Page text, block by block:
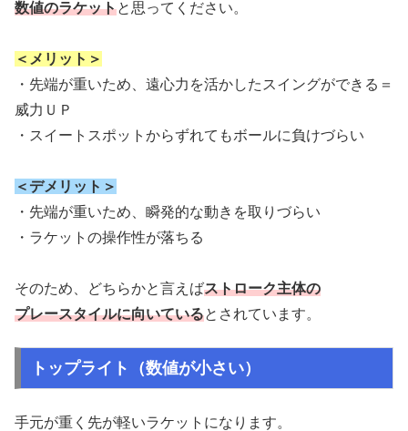
数値のラケットと思ってください。
＜メリット＞
・先端が重いため、遠心力を活かしたスイングができる＝
威力ＵＰ
・スイートスポットからずれてもボールに負けづらい
＜デメリット＞
・先端が重いため、瞬発的な動きを取りづらい
・ラケットの操作性が落ちる
そのため、どちらかと言えばストローク主体の
プレースタイルに向いているとされています。
トップライト（数値が小さい）
手元が重く先が軽いラケットになります。